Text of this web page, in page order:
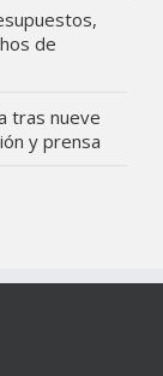
de
tras nueve
y prensa